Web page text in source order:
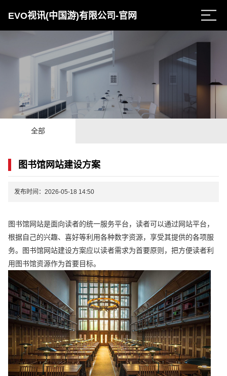
EVO视讯(中国游)有限公司-官网
全部
图书馆网站建设方案
发布时间：2026-05-18 14:50
图书馆网站是面向读者的统一服务平台，读者可以通过网站平台，
根据自己的兴趣、喜好等利用各种数字资源，享受其提供的各项服
务。图书馆网站建设方案应以读者需求为首要原则，把方便读者利
用图书馆资源作为首要目标。